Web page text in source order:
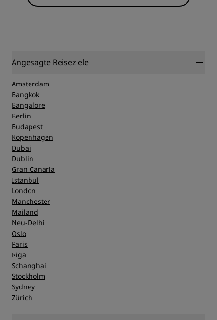
Angesagte Reiseziele
Amsterdam
Bangkok
Bangalore
Berlin
Budapest
Kopenhagen
Dubai
Dublin
Gran Canaria
Istanbul
London
Manchester
Mailand
Neu-Delhi
Oslo
Paris
Riga
Schanghai
Stockholm
Sydney
Zürich